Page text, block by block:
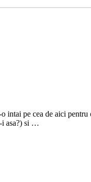
intai pe cea de aici
i asa?) si …